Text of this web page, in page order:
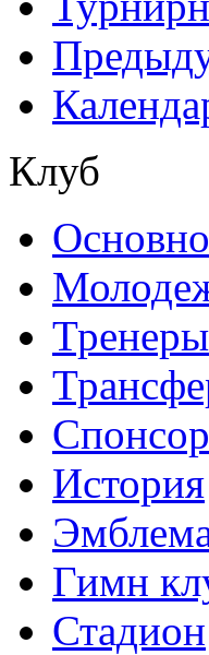
Клуб
Тренеры
История
Гимн
Стадион